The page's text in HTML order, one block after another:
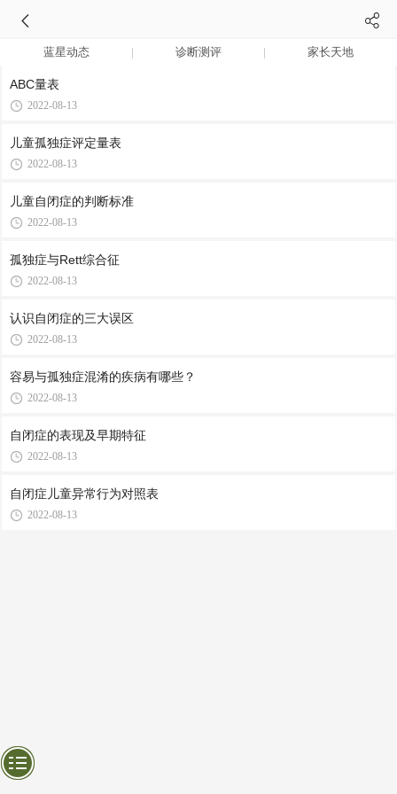
蓝星动态 诊断测评 家长天地
ABC量表
2022-08-13
儿童孤独症评定量表
2022-08-13
儿童自闭症的判断标准
2022-08-13
孤独症与Rett综合征
2022-08-13
认识自闭症的三大误区
2022-08-13
容易与孤独症混淆的疾病有哪些？
2022-08-13
自闭症的表现及早期特征
2022-08-13
自闭症儿童异常行为对照表
2022-08-13